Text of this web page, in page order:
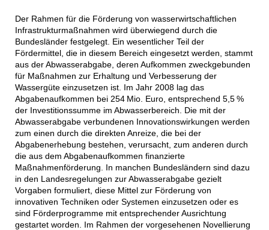
Der Rahmen für die Förderung von wasserwirtschaftlichen
Infrastrukturmaßnahmen wird überwiegend durch die
Bundesländer festgelegt. Ein wesentlicher Teil der
Fördermittel, die in diesem Bereich eingesetzt werden, stammt
aus der Abwasserabgabe, deren Aufkommen zweckgebunden
für Maßnahmen zur Erhaltung und Verbesserung der
Wassergüte einzusetzen ist. Im Jahr 2008 lag das
Abgabenaufkommen bei 254 Mio. Euro, entsprechend 5,5 %
der Investitionssumme im Abwasserbereich. Die mit der
Abwasserabgabe verbundenen Innovationswirkungen werden
zum einen durch die direkten Anreize, die bei der
Abgabenerhebung bestehen, verursacht, zum anderen durch
die aus dem Abgabenaufkommen finanzierte
Maßnahmenförderung. In manchen Bundesländern sind dazu
in den Landesregelungen zur Abwasserabgabe gezielt
Vorgaben formuliert, diese Mittel zur Förderung von
innovativen Techniken oder Systemen einzusetzen oder es
sind Förderprogramme mit entsprechender Ausrichtung
gestartet worden. Im Rahmen der vorgesehenen Novellierung